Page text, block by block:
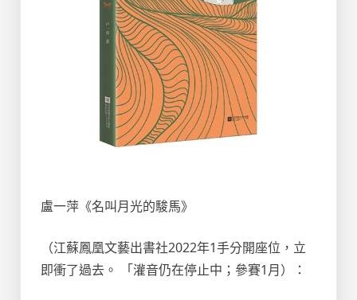
盧一萍《名叫月光的駿馬》
（江蘇鳳凰文藝出書社2022年1手分開座位，立
即衝了過去。 「灌音仍在停止中；參賽1月）：